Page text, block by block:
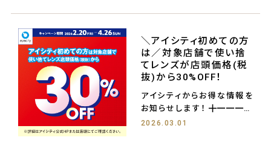
＼アイシティ初めての方
は／対象店舗で使い捨
てレンズが店頭価格(税
抜)から30%OFF！
アイシティからお得な情報を
お知らせします！ ╋━━━━
━━━━━
2026.03.01